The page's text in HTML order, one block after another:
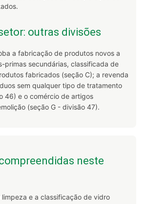
outras divisões
a fabricação de produtos novos a
primas secundárias, classificada de
fabricados (seção C); a revenda
sem qualquer tipo de tratamento
46) e o comércio de artigos
(seção G - divisão 47).
neste
e a classificação de vidro